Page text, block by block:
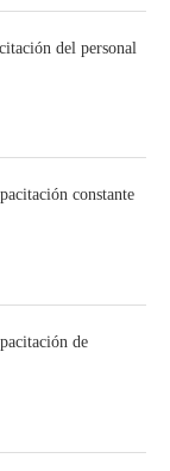
del personal
constante
de